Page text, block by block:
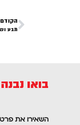
הקודם
תבע
בואו
השאירו את